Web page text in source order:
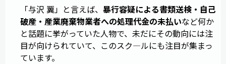
「与沢 翼」と言えば、 暴行容疑による書類送検・自己
破産・産業廃棄物業者への処理代金の未払いなど何か
と話題に挙がっていた人物で、未だにその動向には注
目が向けられていて、このスク―ルにも注目が集まっ
ています。